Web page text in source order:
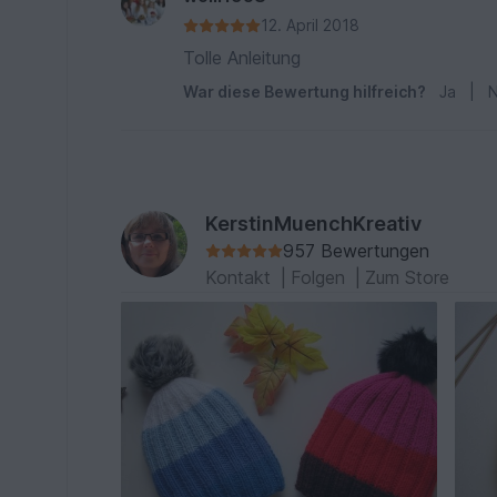
12. April 2018
Tolle Anleitung
War diese Bewertung hilfreich? Ja
KerstinMuenchKreativ
957 Bewertungen
Kontakt
Folgen Zum Store